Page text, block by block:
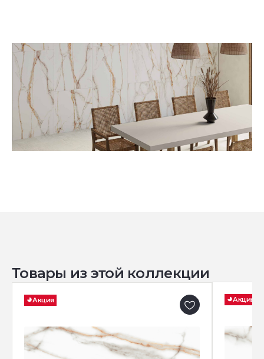
Товары из этой коллекции
Акция Акция